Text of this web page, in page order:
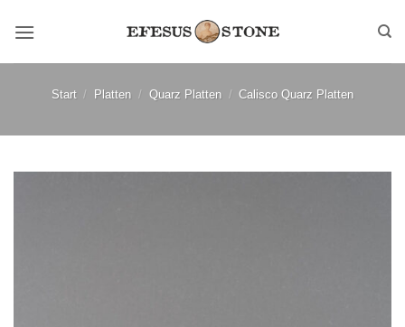
Inhalt
Start / Platten / Quarz Platten / Calisco Quarz Platten